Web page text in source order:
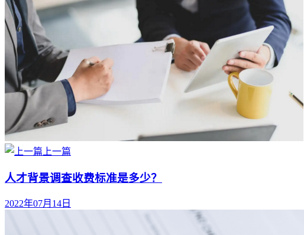
上一篇
人才背景调查收费标准是多少？
2022年07月14日